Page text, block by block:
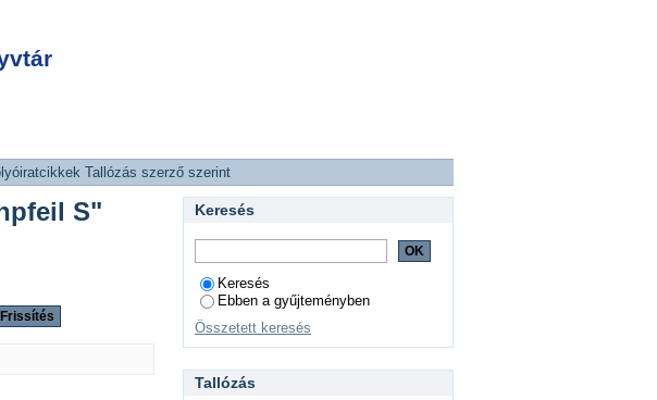
Tallózás szerző szerint
S" Keresés
Keresés
Ebben a gyűjteményben
Összetett keresés
Tallózás